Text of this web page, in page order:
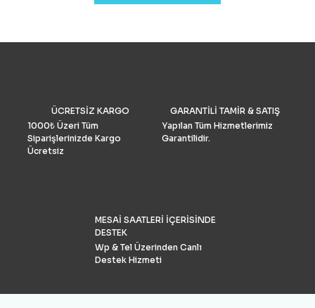
grubu Drone Industry
tarafından FAA drone
numaralarının analizine
ÜCRETSİZ KARGO
1000₺ Üzeri Tüm
Siparişlerinizde Kargo
Ücretsiz
GARANTİLİ TAMİR & SATIŞ
Yapılan Tüm Hizmetlerimiz
Garantilidir.
MESAİ SAATLERİ İÇERİSİNDE
DESTEK
Wp & Tel Üzerinden Canlı
Destek Hizmeti